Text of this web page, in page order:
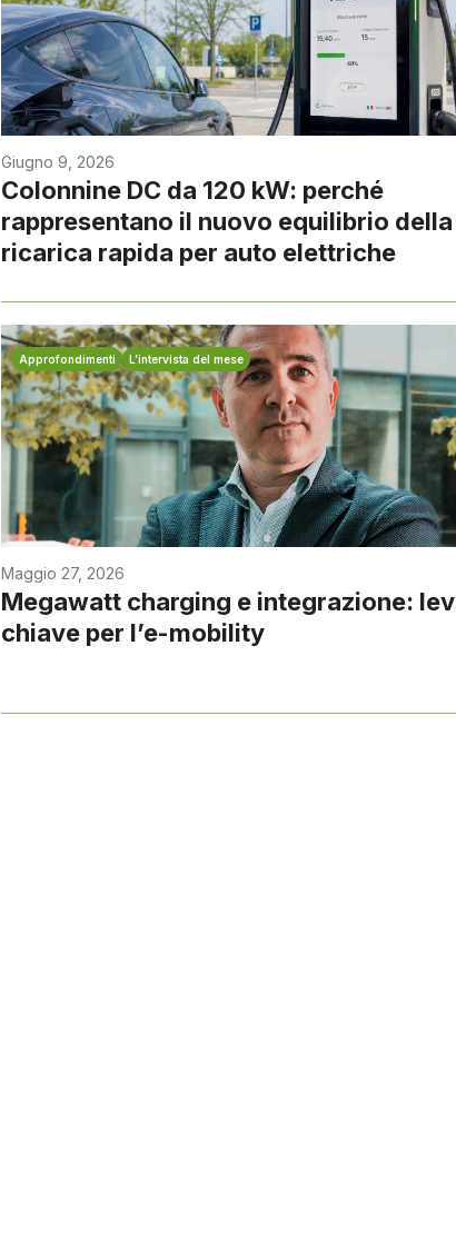
Giugno 9, 2026
Colonnine DC da 120 kW: perché
rappresentano il nuovo equilibrio della
ricarica rapida per auto elettriche
Approfondimenti L’intervista del mese
Maggio 27, 2026
Megawatt charging e integrazione:
chiave per l’e-mobility